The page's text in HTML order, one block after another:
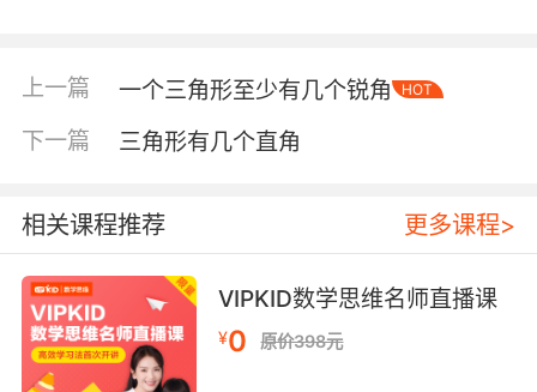
内容简介
上一篇 一个三角形至少有几个锐角 HOT
下一篇 三角形有几个直角
相关课程推荐 更多课程>
VIPKID数学思维名师直播课
¥0 原价398元